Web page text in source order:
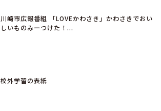
川崎市広報番組 「LOVEかわさき」かわさきでおい
しいものみーつけた！...
校外学習の表紙